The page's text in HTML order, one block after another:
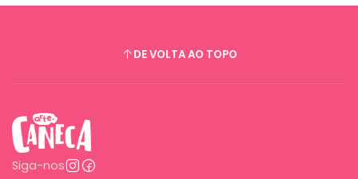
DE VOLTA AO TOPO
Siga-nos